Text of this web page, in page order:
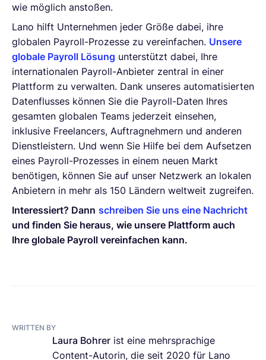
wie möglich anstoßen.
Lano hilft Unternehmen jeder Größe dabei, ihre
globalen Payroll-Prozesse zu vereinfachen. Unsere
globale Payroll Lösung unterstützt dabei, Ihre
internationalen Payroll-Anbieter zentral in einer
Plattform zu verwalten. Dank unseres automatisierten
Datenflusses können Sie die Payroll-Daten Ihres
gesamten globalen Teams jederzeit einsehen,
inklusive Freelancers, Auftragnehmern und anderen
Dienstleistern. Und wenn Sie Hilfe bei dem Aufsetzen
eines Payroll-Prozesses in einem neuen Markt
benötigen, können Sie auf unser Netzwerk an lokalen
Anbietern in mehr als 150 Ländern weltweit zugreifen.
Interessiert? Dann schreiben Sie uns eine Nachricht
und finden Sie heraus, wie unsere Plattform auch
Ihre globale Payroll vereinfachen kann.
WRITTEN BY
Laura Bohrer ist eine mehrsprachige
Content-Autorin, die seit 2020 für Lano